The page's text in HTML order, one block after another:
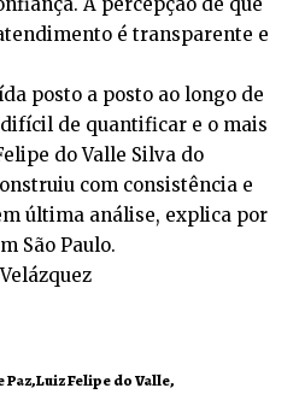
é transparente e
posto a posto ao longo de
de quantificar e o mais
do Valle Silva do
com consistência e
última análise, explica por
São Paulo.
Paz Luiz Felipe do Valle